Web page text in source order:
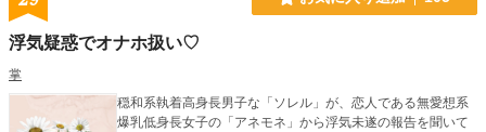
浮気疑惑でオナホ扱い♡
掌
穏和系執着高身長男子な「ソレル」が、恋人である無愛想系
爆乳低身長女子の「アネモネ」から浮気未遂の報告を聞いて